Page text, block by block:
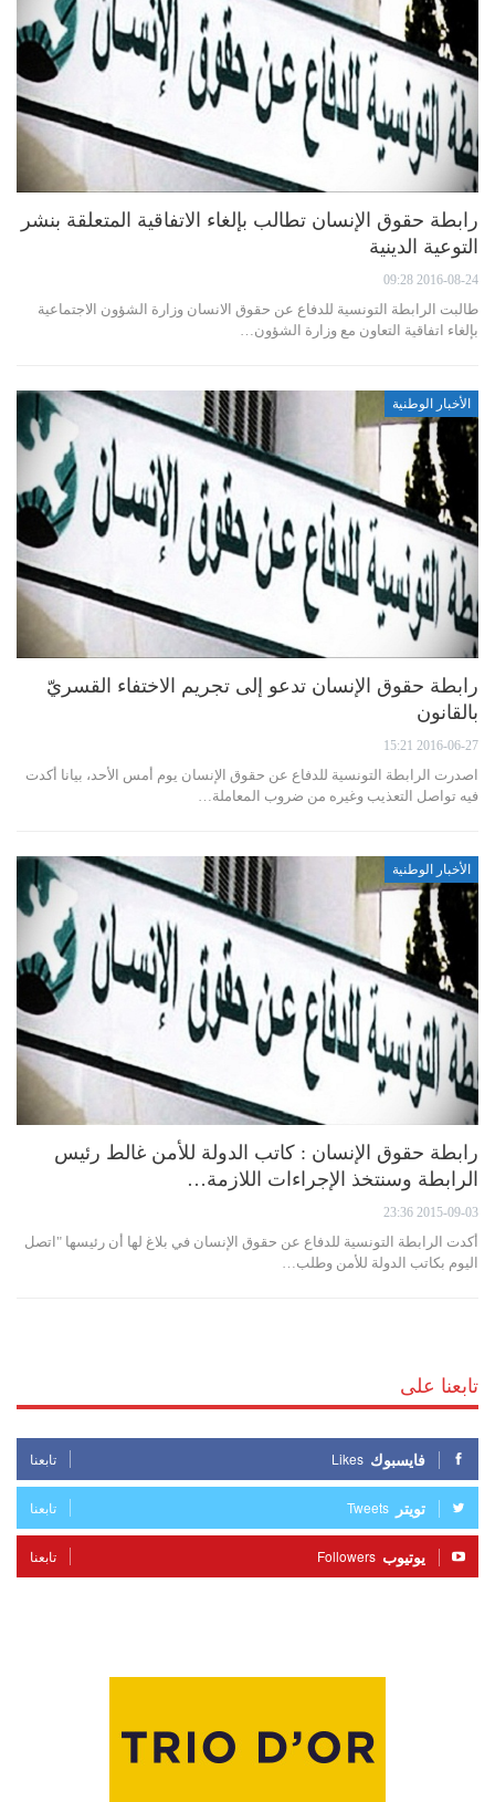
رابطة حقوق الإنسان تطالب بإلغاء الاتفاقية المتعلقة بنشر
التوعية الدينية
2016-08-24 09:28
طالبت الرابطة التونسية للدفاع عن حقوق الانسان وزارة الشؤون الاجتماعية
بإلغاء اتفاقية التعاون مع وزارة الشؤون…
الأخبار الوطنية
رابطة حقوق الإنسان تدعو إلى تجريم الاختفاء القسريّ
بالقانون
2016-06-27 15:21
اصدرت الرابطة التونسية للدفاع عن حقوق الإنسان يوم أمس الأحد، بيانا أكدت
فيه تواصل التعذيب وغيره من ضروب المعاملة…
الأخبار الوطنية
رابطة حقوق الإنسان : كاتب الدولة للأمن غالط رئيس
الرابطة وسنتخذ الإجراءات اللازمة…
2015-09-03 23:36
أكدت الرابطة التونسية للدفاع عن حقوق الإنسان في بلاغ لها أن رئيسها "اتصل
اليوم بكاتب الدولة للأمن وطلب…
تابعنا على
فايسبوك Likes تابعنا
تويتر Tweets تابعنا
يوتيوب Followers تابعنا